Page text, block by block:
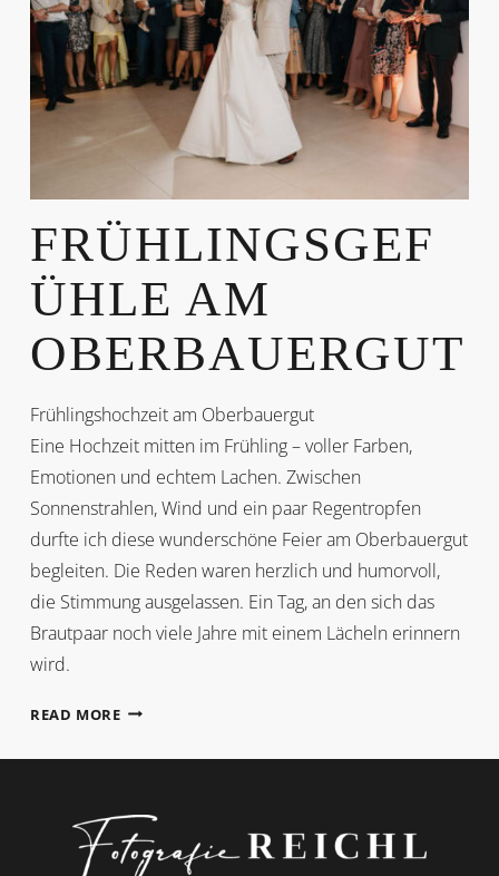
FRÜHLINGSGEF
ÜHLE AM
OBERBAUERGUT
Frühlingshochzeit am Oberbauergut
Eine Hochzeit mitten im Frühling – voller Farben,
Emotionen und echtem Lachen. Zwischen
Sonnenstrahlen, Wind und ein paar Regentropfen
durfte ich diese wunderschöne Feier am Oberbauergut
begleiten. Die Reden waren herzlich und humorvoll,
die Stimmung ausgelassen. Ein Tag, an den sich das
Brautpaar noch viele Jahre mit einem Lächeln erinnern
wird.
READ MOREFRÜHLINGSGEFÜHLE
OBERBAUERGUT